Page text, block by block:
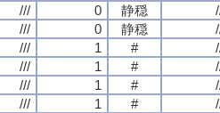
/// 0 静穏
/// 0 静穏
/// 1 #
/// 1 #
/// 1 #
/// 1 #